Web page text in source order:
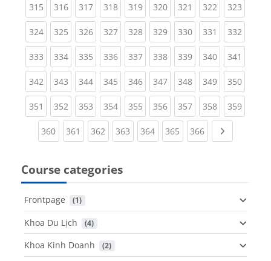
315(current)
316(current)
317(current)
318(current)
319(current)
320(current)
321 (current)
322(current)
323
324(current)
325(current)
326(current)
327(current)
328(current)
329(current)
330(current)
331 (current)
332
333(current)
334(current)
335(current)
336(current)
337(current)
338(current)
339(current)
340(current)
341
342(current)
343(current)
344(current)
345(current)
346(current)
347(current)
348(current)
349(current)
350
351 (current)
352(current)
353(current)
354(current)
355(current)
356(current)
357(current)
358(current)
359
360(current)
361 (current)
362 (current)
363 (current)
364(current)
365 (current)
366(current)Next page
Course categories
Frontpage (1)
Khoa Du Lịch (4)
Khoa Kinh Doanh (2)